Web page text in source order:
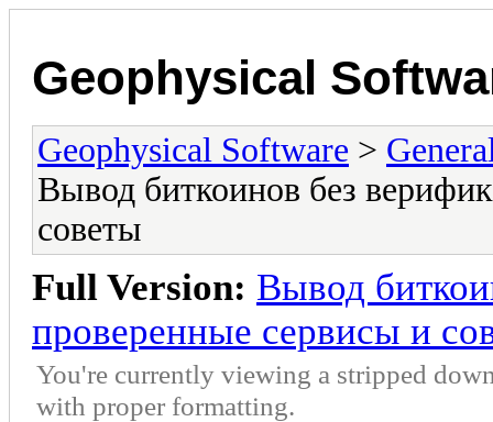
Geophysical
Geophysical Software >
Вывод биткоинов без
советы
Full Version: Вывод
проверенные сервисы и
You're currently viewing a stripped
with proper formatting.